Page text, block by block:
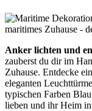
Anker lichten und
zauberst du dir im
Zuhause. Entdecke
eleganten
typischen Farben
lieben und ihr Heim